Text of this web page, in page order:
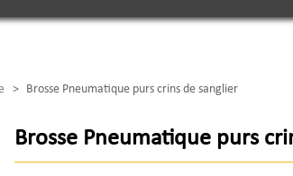
> Brosse Pneumatique purs crins de sanglier
Brosse Pneumatique purs